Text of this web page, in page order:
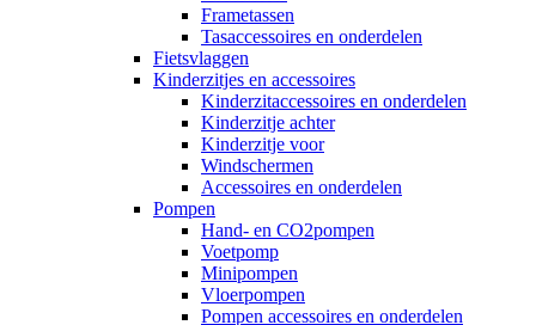
Frametassen
Tasaccessoires en onderdelen
Fietsvlaggen
Kinderzitjes en accessoires
Kinderzitaccessoires en onderdelen
Kinderzitje achter
Kinderzitje voor
Windschermen
Accessoires en onderdelen
Pompen
Hand- en CO2pompen
Voetpomp
Minipompen
Vloerpompen
Pompen accessoires en onderdelen